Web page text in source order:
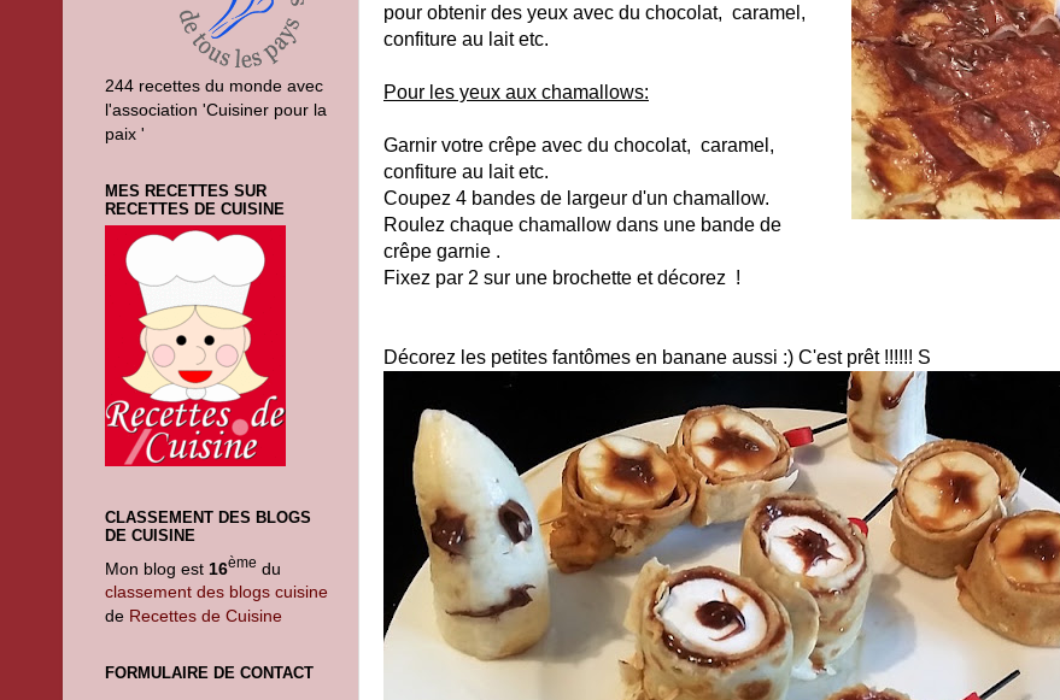
pour obtenir des yeux avec du chocolat, caramel,
confiture au lait etc.
Pour les yeux aux chamallows:
Garnir votre crêpe avec du chocolat, caramel,
confiture au lait etc.
Coupez 4 bandes de largeur d'un chamallow.
Roulez chaque chamallow dans une bande de
crêpe garnie .
Fixez par 2 sur une brochette et décorez !
Décorez les petites fantômes en banane aussi :) C'est prêt !!!!!! S
244 recettes du monde avec
l'association 'Cuisiner pour la
paix '
MES RECETTES SUR
RECETTES DE CUISINE
CLASSEMENT DES BLOGS
DE CUISINE
Mon blog est 16ème du
classement des blogs cuisine
de Recettes de Cuisine
FORMULAIRE DE CONTACT